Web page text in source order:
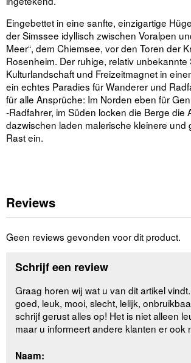
Eingebettet in eine sanfte, einzigartige
der Simssee idyllisch zwischen Voralpen
Meer“, dem Chiemsee, vor den Toren der
Rosenheim. Der ruhige, relativ unbekannte
Kulturlandschaft und Freizeitmagnet in
ein echtes Paradies für Wanderer und
für alle Ansprüche: Im Norden eben für
-Radfahrer, im Süden locken die Berge die
dazwischen laden malerische kleinere und
Rast ein.
Reviews
Geen reviews gevonden voor dit product.
Schrijf een review
Graag horen wij wat u van dit artikel
goed, leuk, mooi, slecht, lelijk,
schrijf gerust alles op! Het is niet alleen
maar u informeert andere klanten er ook
Naam: